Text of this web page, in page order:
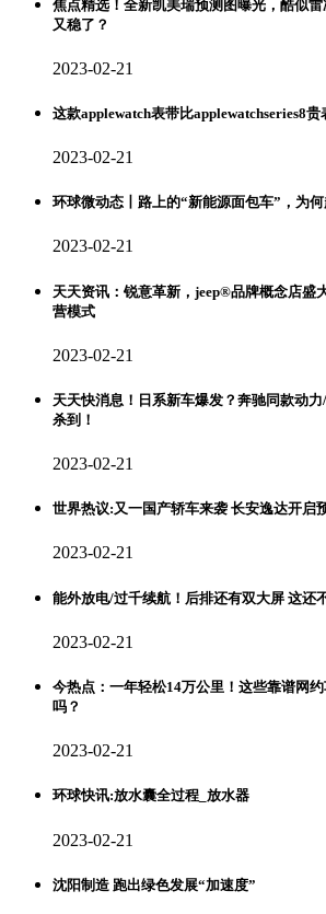
焦点精选！全新凯美瑞预测图曝光，酷似
又稳了？
2023-02-21
这款applewatch表带比applewatchseries8
2023-02-21
环球微动态丨路上的“新能源面包车”，为何
2023-02-21
天天资讯：锐意革新，jeep®品牌概念店盛
营模式
2023-02-21
天天快消息！日系新车爆发？奔驰同款动
杀到！
2023-02-21
世界热议:又一国产轿车来袭 长安逸达开启
2023-02-21
能外放电/过千续航！后排还有双大屏 这还
2023-02-21
今热点：一年轻松14万公里！这些靠谱网
吗？
2023-02-21
环球快讯:放水囊全过程_放水器
2023-02-21
沈阳制造 跑出绿色发展“加速度”